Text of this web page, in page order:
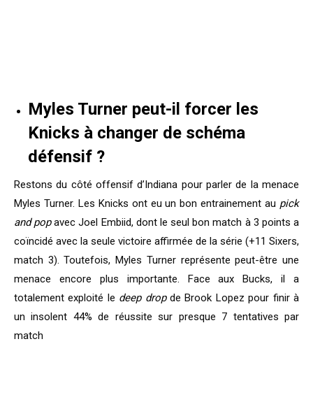
Myles Turner peut-il forcer les
Knicks à changer de schéma
défensif ?
Restons du côté offensif d’Indiana pour parler de la menace
Myles Turner. Les Knicks ont eu un bon entrainement au pick
and popavec Joel Embiid, dont le seul bon match à 3 points a
coïncidé avec la seule victoire affirmée de la série (+11 Sixers,
match 3). Toutefois, Myles Turner représente peut-être une
menace encore plus importante. Face aux Bucks, il a
totalement exploité le deep dropde Brook Lopez pour finir à
un insolent 44% de réussite sur presque 7 tentatives par
match